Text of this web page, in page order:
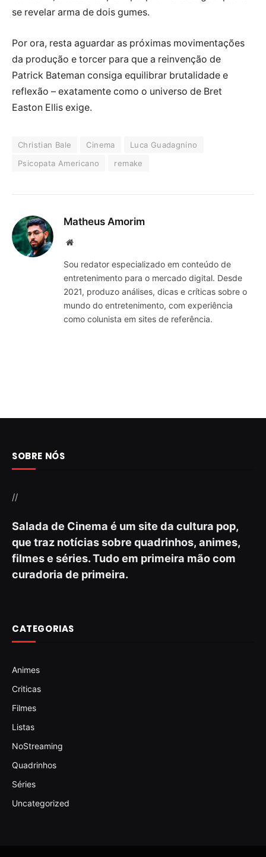
se revelar arma de dois gumes.
Por ora, resta aguardar as próximas movimentações
da produção e torcer para que a reinvenção de
Patrick Bateman consiga equilibrar brutalidade e
reflexão – exatamente como o universo de Bret
Easton Ellis exige.
Christian Bale Cinema
Luca Guadagnino
Psicopata Americano
remake
Matheus Amorim
Website
Sou redator especializado em conteúdo de
entretenimento para o mercado digital. Desde
2021, produzo análises, dicas e críticas sobre o
mundo do entretenimento, com experiência
como colunista em sites de referência.
SOBRE NÓS
//
Salada de Cinema é um site da cultura pop,
que traz notícias sobre quadrinhos, animes,
filmes e séries. Tudo em primeira mão com
curadoria de primeira.
CATEGORIAS
Animes
Criticas
Filmes
Listas
NoStreaming
Quadrinhos
Séries
Uncategorized